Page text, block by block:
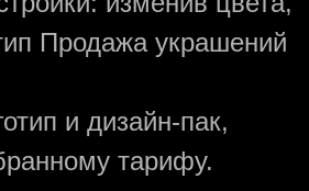
Продажа украшений
и дизайн-пак,
тарифу.